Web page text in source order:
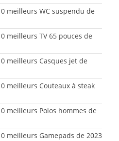
meilleurs WC suspendu de
meilleurs TV 65 pouces de
meilleurs Casques jet de
meilleurs Couteaux à steak
meilleurs Polos hommes de
meilleurs Gamepads de 2023